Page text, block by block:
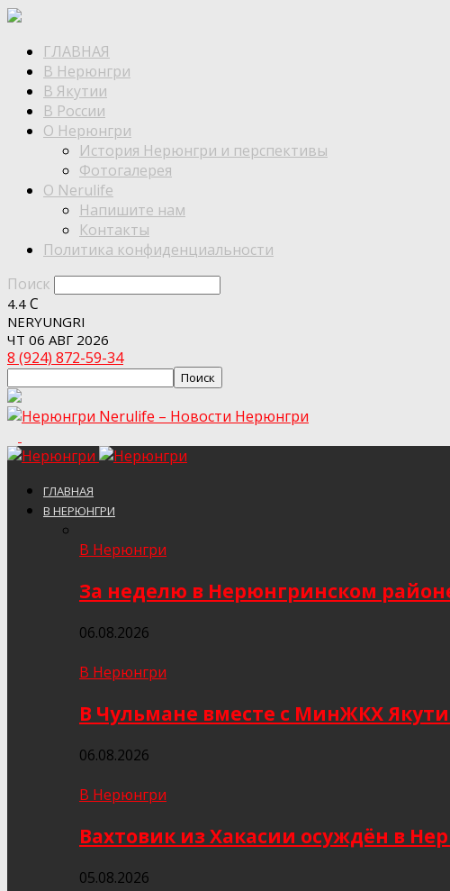
ГЛАВНАЯ
В Нерюнгри
В Якутии
В России
О Нерюнгри
История Нерюнгри и перспективы
Фотогалерея
О Nerulife
Напишите нам
Контакты
Политика конфиденциальности
Поиск
4.4 C
NERYUNGRI
ЧТ 06 АВГ 2026
8 (924) 872-59-34
Nerulife – Новости Нерюнгри
ГЛАВНАЯ
В НЕРЮНГРИ
В Нерюнгри
За неделю в Нерюнгринском
06.08.2026
В Нерюнгри
В Чульмане вместе с МинЖКХ
06.08.2026
В Нерюнгри
Вахтовик из Хакасии осуждён в
05.08.2026